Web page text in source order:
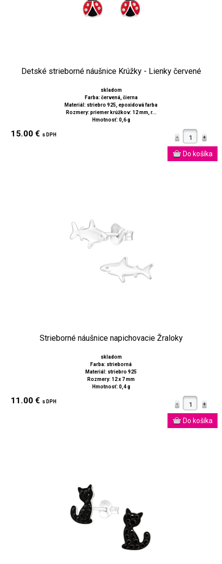
Detské strieborné náušnice Krúžky - Lienky červené
skladom
Farba: červená, čierna
Materiál: striebro 925, epoxidová farba
Rozmery: priemer krúžkov: 12 mm, r...
Hmotnosť: 0,6 g
15.00 € s DPH
Strieborné náušnice napichovacie Žraloky
skladom
Farba: strieborná
Materiál: striebro 925
Rozmery: 12 x 7 mm
Hmotnosť: 0,4 g
11.00 € s DPH